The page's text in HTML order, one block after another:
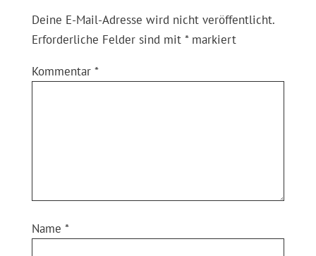
Deine E-Mail-Adresse wird nicht veröffentlicht.
Erforderliche Felder sind mit *markiert
Kommentar *
Name *